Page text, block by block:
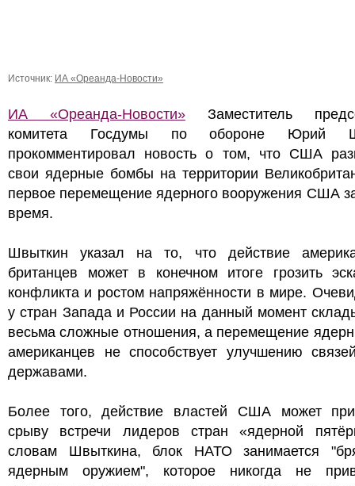
Источник: ИА «Ореанда-Новости»
ИА «Ореанда-Новости» Заместитель
комитета Госдумы по обороне Юрий
прокомментировал новость о том, что США
свои ядерные бомбы на территории
первое перемещение ядерного вооружения США
время.
Швыткин указал на то, что действие
британцев может в конечном итоге грозить
конфликта и ростом напряжённости в мире.
у стран Запада и России на данный момент
весьма сложные отношения, а перемещение
американцев не способствует улучшению
державами.
Более того, действие властей США может
срыву встречи лидеров стран «ядерной
словам Швыткина, блок НАТО занимается
ядерным оружием", которое никогда не